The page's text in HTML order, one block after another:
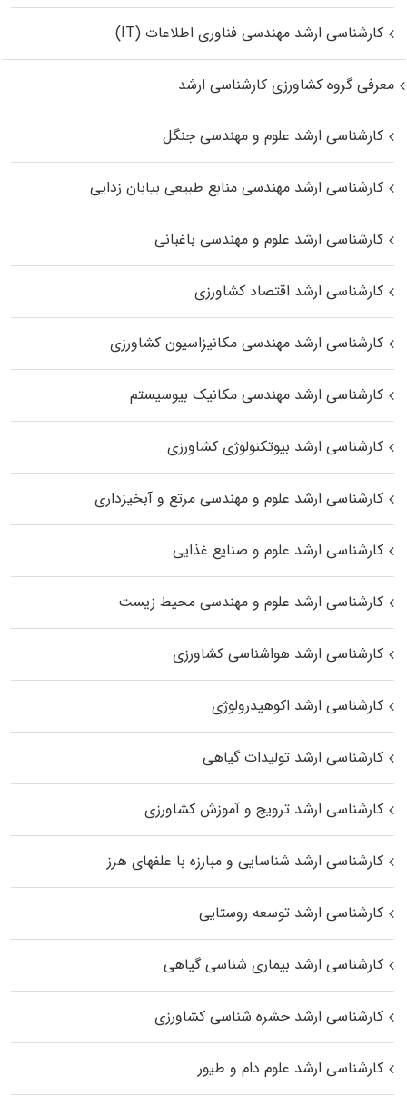
کارشناسی ارشد مهندسی فناوری اطلاعات (IT)
معرفی گروه کشاورزی کارشناسی ارشد
کارشناسی ارشد علوم و مهندسی جنگل
کارشناسی ارشد مهندسی منابع طبیعی بیابان زدایی
کارشناسی ارشد علوم و مهندسی باغبانی
کارشناسی ارشد اقتصاد کشاورزی
کارشناسی ارشد مهندسی مکانیزاسیون کشاورزی
کارشناسی ارشد مهندسی مکانیک بیوسیستم
کارشناسی ارشد بیوتکنولوژی کشاورزی
کارشناسی ارشد علوم و مهندسی مرتع و آبخیزداری
کارشناسی ارشد علوم و صنایع غذایی
کارشناسی ارشد علوم و مهندسی محیط زیست
کارشناسی ارشد هواشناسی کشاورزی
کارشناسی ارشد اکوهیدرولوژی
کارشناسی ارشد تولیدات گیاهی
کارشناسی ارشد ترویج و آموزش کشاورزی
کارشناسی ارشد شناسایی و مبارزه با علفهای هرز
کارشناسی ارشد توسعه روستایی
کارشناسی ارشد بیماری‌ شناسی گیاهی
کارشناسی ارشد حشره‌ شناسی کشاورزی
کارشناسی ارشد علوم دام و طیور